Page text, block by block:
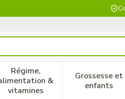
menu pour la catégorie
Régime,
&
vitamines
Afficher le sous-menu
Grossesse et
enfants